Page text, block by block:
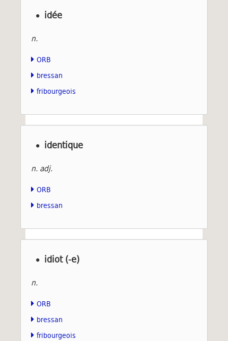
idée
n.
ORB
bressan
fribourgeois
identique
n. adj.
ORB
bressan
idiot (-e)
n.
ORB
bressan
fribourgeois